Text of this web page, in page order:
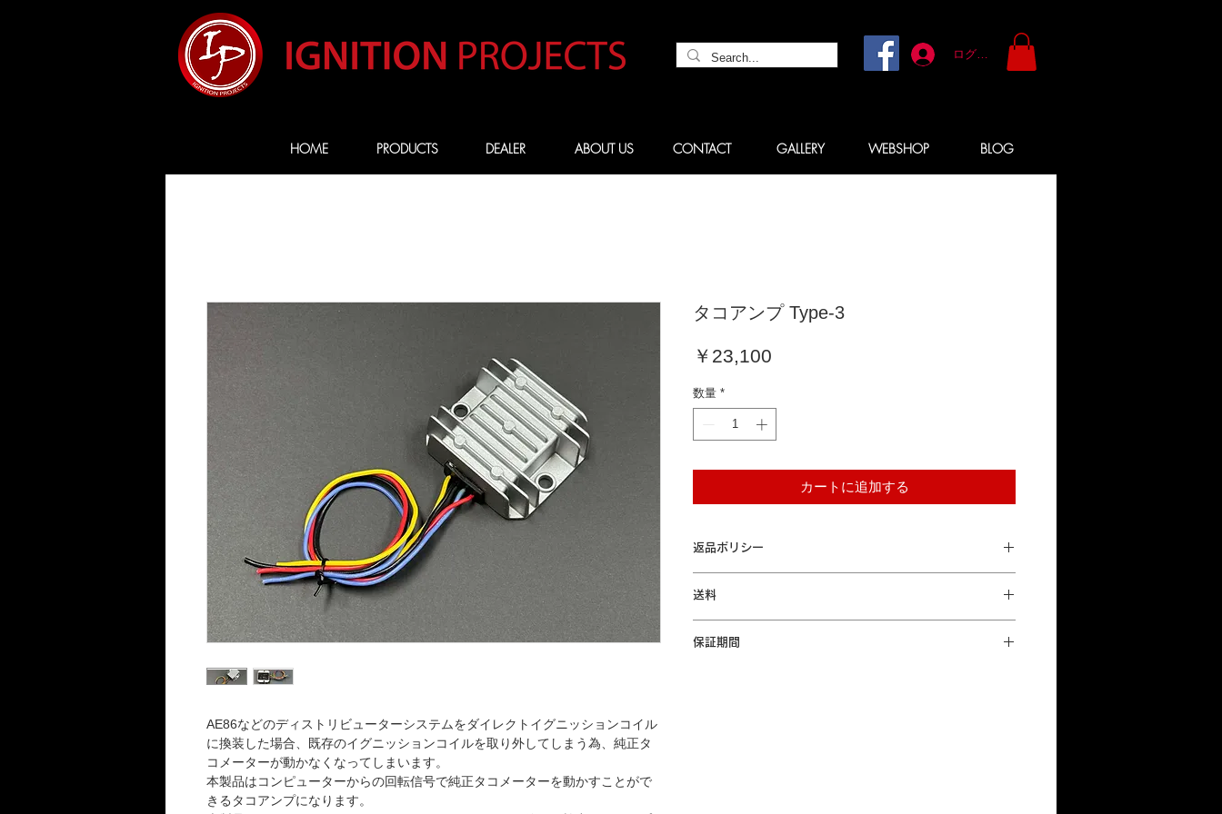
ログイン
HOME PRODUCTS DEALER ABOUT US CONTACT GALLERY WEBSHOP BLOG
AE86などのディストリビューターシステムをダイレクトイグニッションコイル
に換装した場合、既存のイグニッションコイルを取り外してしまう為、純正タ
コメーターが動かなくなってしまいます。
本製品はコンピューターからの回転信号で純正タコメーターを動かすことがで
きるタコアンプになります。
タコアンプ Type-3
￥23,100
数量 *
カートに追加する
返品ポリシー
す。
送料
保証期間